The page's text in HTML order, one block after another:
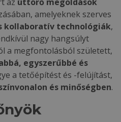
amelyeknek szerves
kollaboratív technológiák,
nagy hangsúlyt
a megfontolásból született,
egyszerűbbé és
a tetőépítést és -felújítást,
és minőségben.